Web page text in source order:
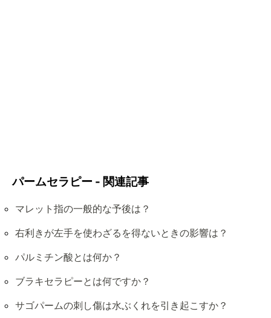
パームセラピー - 関連記事
マレット指の一般的な予後は？
右利きが左手を使わざるを得ないときの影響は？
パルミチン酸とは何か？
ブラキセラピーとは何ですか？
サゴパームの刺し傷は水ぶくれを引き起こすか？